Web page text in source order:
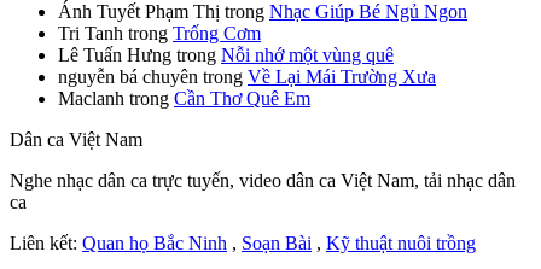
Ánh Tuyết Phạm Thị trong Nhạc Giúp Bé Ngủ Ngon
Tri Tanh trong Trống Cơm
Lê Tuấn Hưng trong Nỗi nhớ một vùng quê
nguyễn bá chuyên trong Về Lại Mái Trường Xưa
Maclanh trong Cần Thơ Quê Em
Dân ca Việt Nam
Nghe nhạc dân ca trực tuyến, video dân ca Việt Nam, tải nhạc dân
ca
Liên kết: Quan họ Bắc Ninh , Soạn Bài , Kỹ thuật nuôi trồng